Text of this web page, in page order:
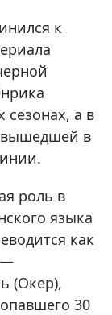
к
сезонах, а в
вышедшей в
роль в
языка
как
—
(Окер),
30